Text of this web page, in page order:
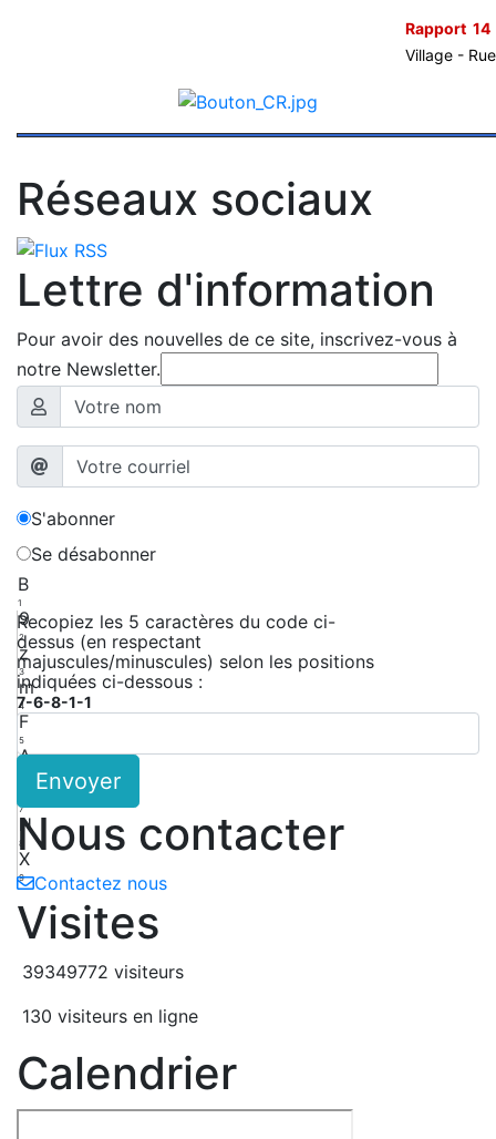
Rapport
Village -
Réseaux sociaux
Lettre d'information
Pour avoir des nouvelles de ce site, inscrivez-vous à
notre Newsletter.
S'abonner
Se désabonner
B
1
9
2
z
3
m
4
F
5
A
7
H
8
X
9
Recopiez les 5 caractères du code ci-
dessus (en respectant
majuscules/minuscules) selon les positions
indiquées ci-dessous :
7-6-8-1-1
Envoyer
Nous contacter
Contactez nous
Visites
39349772 visiteurs
130 visiteurs en ligne
Calendrier